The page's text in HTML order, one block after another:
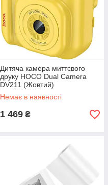
Дитяча камера миттєвого
друку HOCO Dual Сamera
DV211 (Жовтий)
Немає в наявності
1 469 ₴